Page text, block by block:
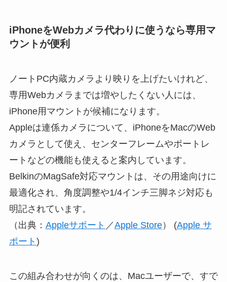
iPhoneをWebカメラ代わりに使うなら専用マ
ウントが便利
ノートPC内蔵カメラより映りを上げたいけれど、
専用Webカメラまでは増やしたくない人には、
iPhone用マウントが候補になります。
Appleは連係カメラについて、iPhoneをMacのWeb
カメラとして使え、センターフレームやポートレ
ートなどの機能も使えると案内しています。
BelkinのMagSafe対応マウントは、その用途向けに
最適化され、角度調整や1/4インチ三脚ネジ対応も
明記されています。
（出典： Appleサポート ／Apple Store） (Apple サ
ポート )
この組み合わせが向くのは、Macユーザーで、すで